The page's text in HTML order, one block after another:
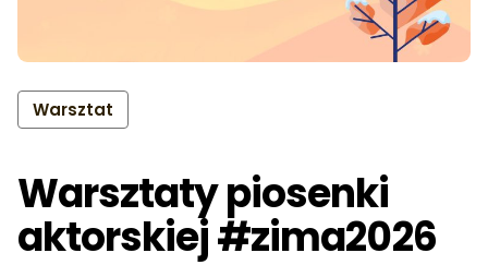
Warsztat
Warsztaty piosenki
aktorskiej #zima2026